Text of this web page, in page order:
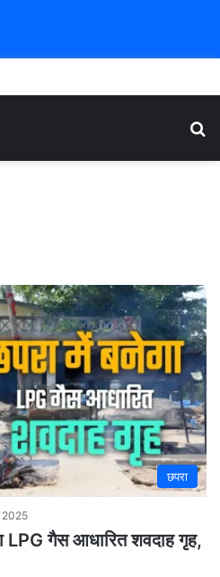
छपरा
2025
LPG गैस आधारित शवदाह गृह,